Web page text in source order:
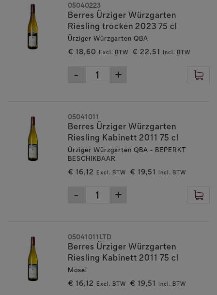
Berres Ürziger Würzgarten
Riesling trocken 2023 75 cl
Ürziger Würzgarten QBA
€ 18,60 Excl. BTW € 22,51 Incl. BTW
05040223
Berres Ürziger Würzgarten
Riesling Kabinett 2011 75 cl
Ürziger Würzgarten QBA - BEPERKT
BESCHIKBAAR
€ 16,12 Excl. BTW € 19,51 Incl. BTW
05041011
Berres Ürziger Würzgarten
Riesling Kabinett 2011 75 cl
Mosel
€ 16,12 Excl. BTW € 19,51 Incl. BTW
05041011LTD